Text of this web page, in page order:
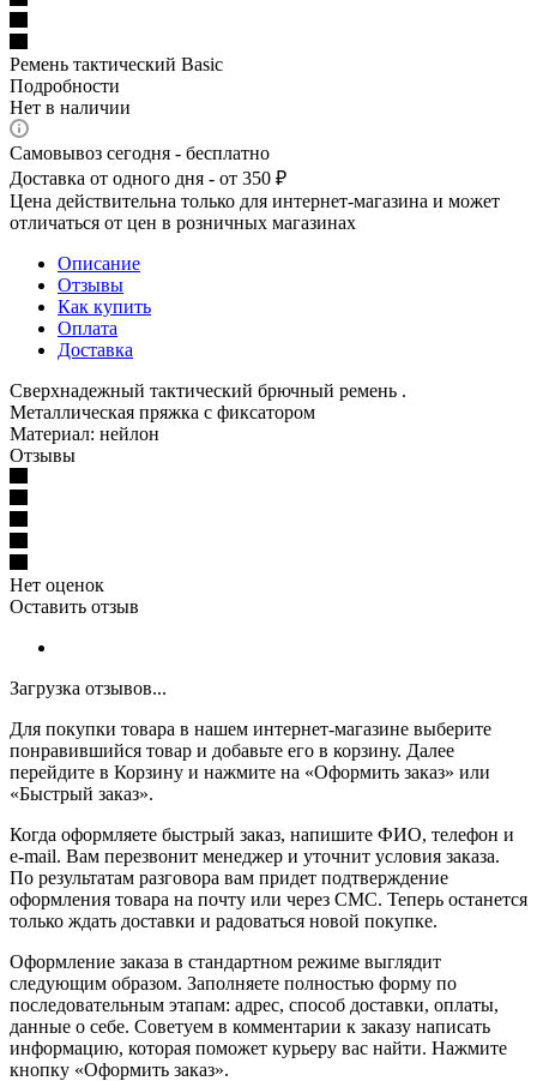
Ремень тактический Basic
Подробности
Нет в наличии
Самовывоз сегодня - бесплатно
Доставка от одного дня - от 350 ₽
Цена действительна только для интернет-магазина и может
отличаться от цен в розничных магазинах
Описание
Отзывы
Как купить
Оплата
Доставка
Сверхнадежный тактический брючный ремень .
Металлическая пряжка с фиксатором
Материал: нейлон
Отзывы
Нет оценок
Оставить отзыв
Загрузка отзывов...
Для покупки товара в нашем интернет-магазине выберите
понравившийся товар и добавьте его в корзину. Далее
перейдите в Корзину и нажмите на «Оформить заказ» или
«Быстрый заказ».
Когда оформляете быстрый заказ, напишите ФИО, телефон и
e-mail. Вам перезвонит менеджер и уточнит условия заказа.
По результатам разговора вам придет подтверждение
оформления товара на почту или через СМС. Теперь останется
только ждать доставки и радоваться новой покупке.
Оформление заказа в стандартном режиме выглядит
следующим образом. Заполняете полностью форму по
последовательным этапам: адрес, способ доставки, оплаты,
данные о себе. Советуем в комментарии к заказу написать
информацию, которая поможет курьеру вас найти. Нажмите
кнопку «Оформить заказ».